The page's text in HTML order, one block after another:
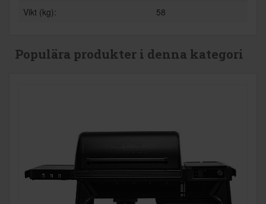
Vikt (kg): 58
Populära produkter i denna kategori